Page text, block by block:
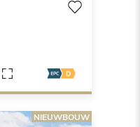
NIEUWBOUW